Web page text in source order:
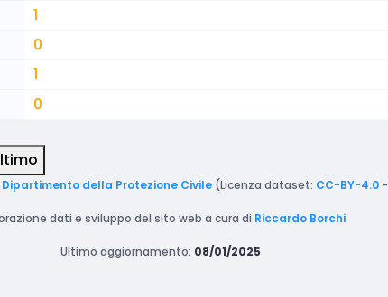
1
0
1
0
Dipartimento della Protezione Civile(Licenza dataset: CC-BY-4.0-
dati e sviluppo del sito web a cura di Riccardo Borchi
Ultimo aggiornamento: 08/01/2025